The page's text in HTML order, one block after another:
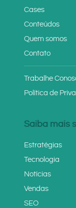
Cases
Conteúdos
Quem somos
Contato
Trabalhe
Política de
Saiba mais
Estratégias
Tecnologia
Notícias
Vendas
SEO